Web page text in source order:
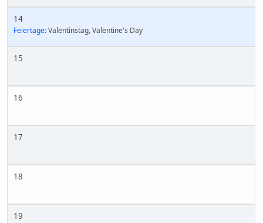
14
Feiertage:Valentinstag, Valentine's Day
15
16
17
18
19